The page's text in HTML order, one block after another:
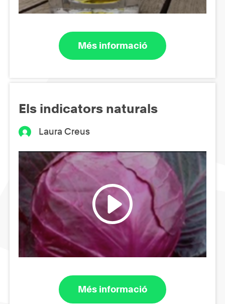
Més informació
Els indicators naturals
Laura Creus
Més informació